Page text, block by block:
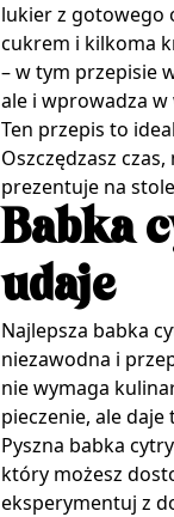
lukier z gotowego
cukrem i kilkoma
– w tym przepisie
ale i wprowadza
Ten przepis to
Oszczędzasz
prezentuje na
Babka
udaje
Najlepsza babka
niezawodna i
nie wymaga
pieczenie, ale
Pyszna babka
który możesz
eksperymentuj z